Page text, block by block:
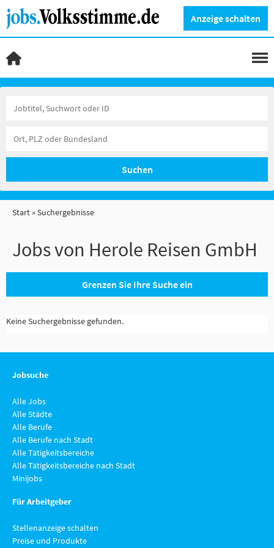
Anzeige schalten
Suchen
Start Suchergebnisse
Jobs von Herole Reisen GmbH
Grenzen Sie Ihre Suche ein
Keine Suchergebnisse gefunden.
Jobsuche
Alle Jobs
Alle Städte
Alle Berufe
Alle Berufe nach Stadt
Alle Tätigkeitsbereiche
Alle Tätigkeitsbereiche nach Stadt
Minijobs
Für Arbeitgeber
Stellenanzeige schalten
Preise und Produkte